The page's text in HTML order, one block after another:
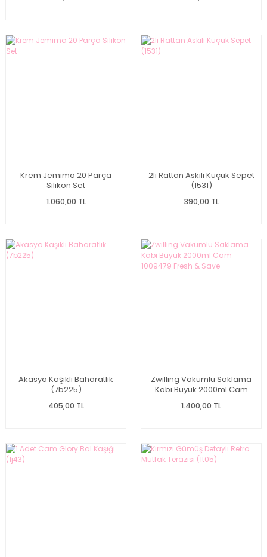
Krem Jemima 20 Parça
Silikon Set
1.060,00 TL
2li Rattan Askılı Küçük Sepet
(1531)
390,00 TL
Akasya Kaşıklı Baharatlık
(7b225)
405,00 TL
Zwıllıng Vakumlu Saklama
Kabı Büyük 2000ml Cam
1.400,00 TL